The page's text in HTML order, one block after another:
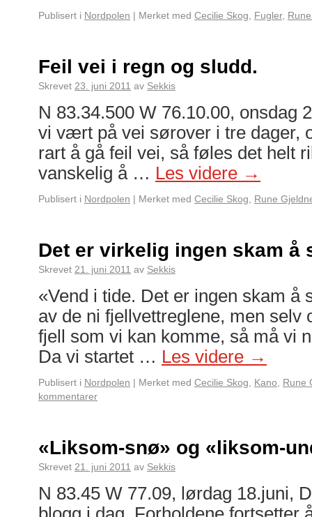
Publisert i Nordpolen | Merket med Cecilie Skog Fugler,
Feil vei i regn og sludd.
Skrevet 23. juni 2011 av Sekkis
N 83.34.500 W 76.10.00, onsdag
vi vært på vei sørover i tre dager,
rart å gå feil vei, så føles det helt
vanskelig å … Les videre →
Publisert i Nordpolen | Merket med Cecilie Skog Rune
Det er virkelig ingen skam å
Skrevet 21. juni 2011 av Sekkis
«Vend i tide. Det er ingen skam å
av de ni fjellvettreglene, men selv
fjell som vi kan komme, så må vi
Da vi startet … Les videre →
Publisert i Nordpolen | Merket med Cecilie Skog Kano
Rune
kommentarer
«Liksom-snø» og «liksom-
Skrevet 21. juni 2011 av Sekkis
N 83.45 W 77.09, lørdag 18.juni,